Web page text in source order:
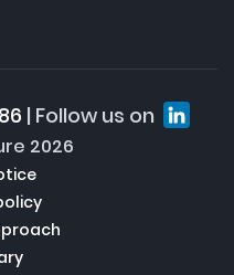
| Follow us on
2026